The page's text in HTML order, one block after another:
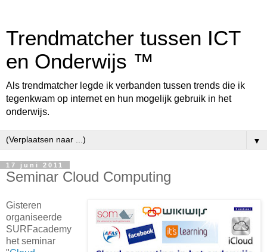
Trendmatcher tussen ICT
en Onderwijs ™
Als trendmatcher legde ik verbanden tussen trends die ik
tegenkwam op internet en hun mogelijk gebruik in het
onderwijs.
▼
17 juni 2011
Seminar Cloud Computing
Gisteren
organiseerde
SURFacademy
het seminar